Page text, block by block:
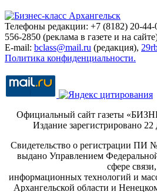
Телефоны редакции: +7 (8182) 20-
556-2850 (реклама в газете и на
E-mail: bclass@mail.ru (редакция),
Политика конфиденциальности.
Официальный сайт газеты
Издание зарегистрировано 22
Свидетельство о регистрации ПИ
выдано Управлением
сфере связи,
информационных технологий и
Архангельской области и